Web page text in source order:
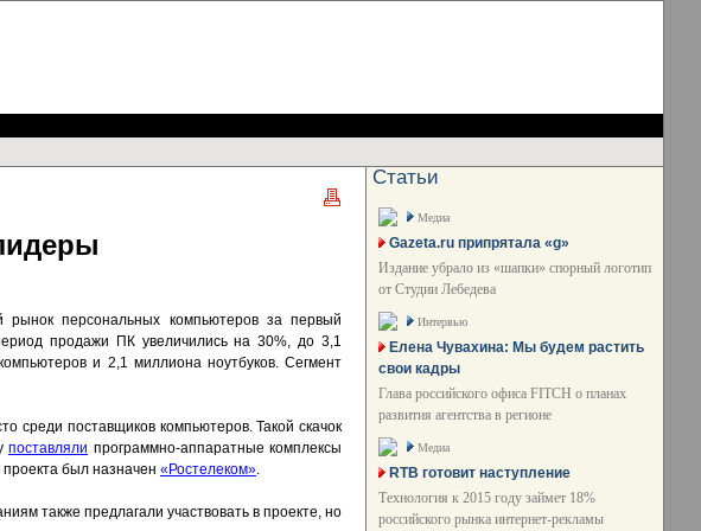
рынок персональных компьютеров за первый
продажи ПК увеличились на 30%, до 3,1
и 2,1 миллиона ноутбуков. Сегмент
среди поставщиков компьютеров. Такой скачок
поставляли программно-аппаратные комплексы
был назначен «Ростелеком».
также предлагали участвовать в проекте, но
Статьи
Медиа
Gazeta.ru припрятала «g»
Издание убрало из «шапки» спорный логотип
от Студии Лебедева
Интервью
Елена Чувахина: Мы будем растить
свои кадры
Глава российского офиса FITCH о планах
развития агентства в регионе
Медиа
RTB готовит наступление
Технология к 2015 году займет 18%
российского рынка интернет-рекламы